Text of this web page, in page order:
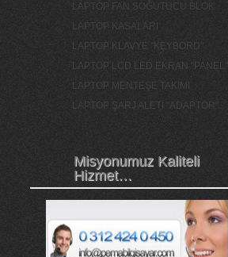
LAPTOP FAN SOĞUTUCU BLOK
LAPTOP KASALARI
LAPTOP KLAVYE "KEYBORD"
LAPTOP LCD LED EKRAN "PANEL"
LAPTOP MENTEŞE TAKIMI
LAPTOP ŞARJ ALETİ "ADAPTÖR"
Misyonumuz Kaliteli
Hizmet…